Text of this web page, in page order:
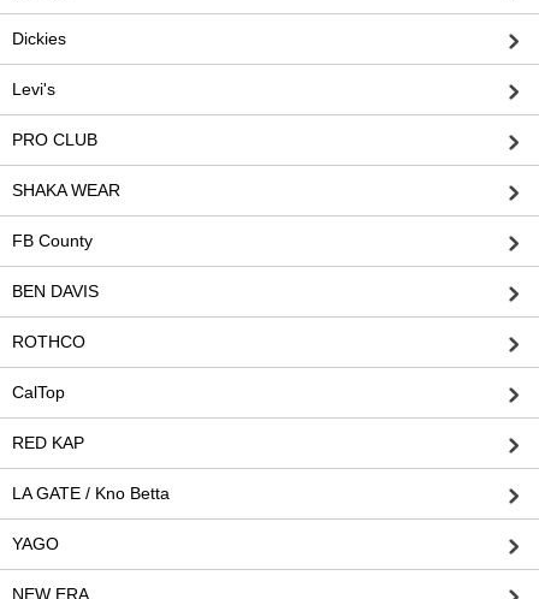
Dickies
Levi's
PRO CLUB
SHAKA WEAR
FB County
BEN DAVIS
ROTHCO
CalTop
RED KAP
LA GATE / Kno Betta
YAGO
NEW ERA